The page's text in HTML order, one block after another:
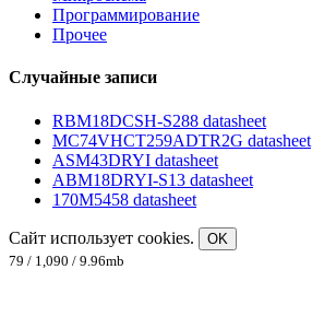
Программирование
Прочее
Случайные записи
RBM18DCSH-S288 datasheet
MC74VHCT259ADTR2G datasheet
ASM43DRYI datasheet
ABM18DRYI-S13 datasheet
170M5458 datasheet
Сайт использует cookies.
OK
79 / 1,090 / 9.96mb